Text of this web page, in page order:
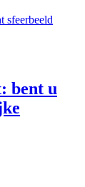
bent u